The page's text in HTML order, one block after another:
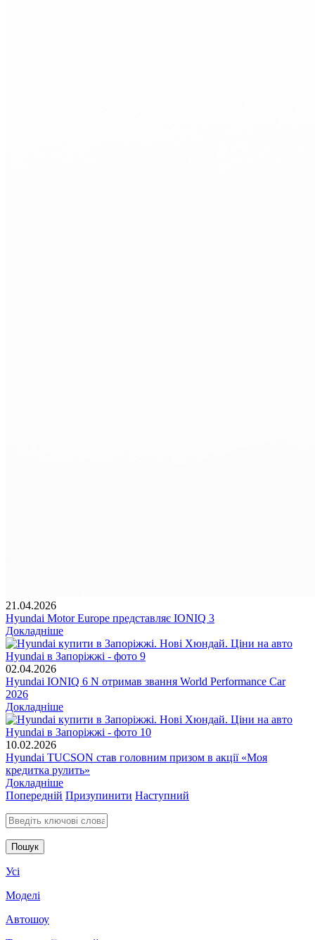
21.04.2026
Hyundai Motor Europe представляє IONIQ 3
Докладніше
02.04.2026
Hyundai IONIQ 6 N отримав звання World Performance Car
2026
Докладніше
10.02.2026
Hyundai TUCSON став головним призом в акції «Моя
кредитка рулить»
Докладніше
Попередній Призупинити Наступний
Введіть ключові слова для пошуку
Усі
Моделі
Автошоу